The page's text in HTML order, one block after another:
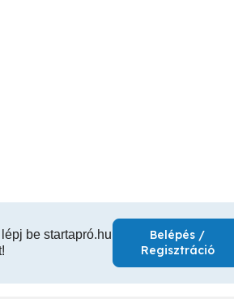
be startapró.hu
Belépés /
Regisztráció